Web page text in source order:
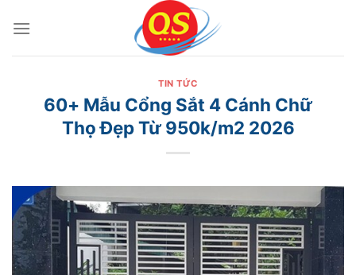
qua
TIN TỨC
60+ Mẫu Cổng Sắt 4 Cánh Chữ
Thọ Đẹp Từ 950k/m2 2026